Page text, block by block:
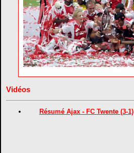
Vidéos
Résumé Ajax - FC Twente (3-1)